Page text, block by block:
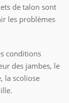
de talon sont
les problèmes
conditions
des jambes, le
la scoliose